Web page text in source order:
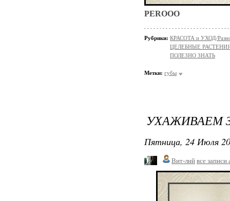
PEROOO
Рубрики: КРАСОТА и УХОД/
ЦЕЛЕБНЫЕ
ПОЛЕЗНО ЗНАТЬ
Метки: губы
УХАЖИВАЕМ
Пятница, 24 Июля
Вит-лий все записи